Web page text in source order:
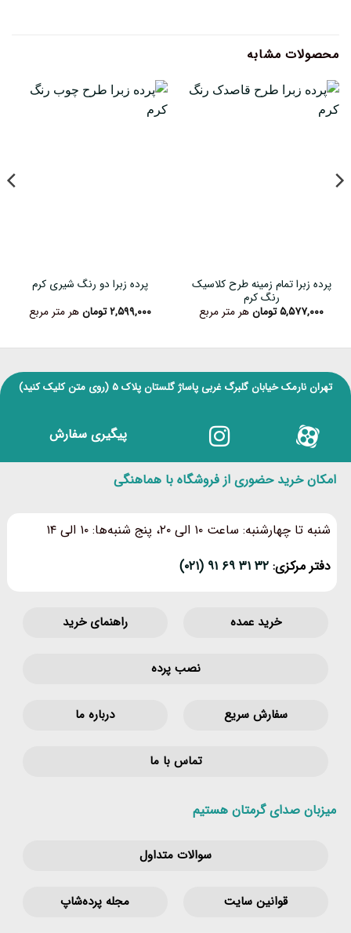
محصولات مشابه
پرده زبرا تمام زمینه طرح کلاسیک
رنگ کرم
۵,۵۷۷,۰۰۰تومانهر متر مربع
پرده زبرا دو رنگ شیری کرم
۲,۵۹۹,۰۰۰ تومانهر متر مربع
تهران نارمک خیابان گلبرگ غربی پاساژ گلستان پلاک ۵ (روی متن کلیک کنید)
پیگیری سفارش
امکان خرید حضوری از فروشگاه با هماهنگی
شنبه تا چهارشنبه: ساعت ۱۰ الی ۲۰، پنج شنبه‌ها: ۱۰ الی ۱۴
دفتر مرکزی: ۳۲ ۳۱ ۶۹ ۹۱ (۰۲۱)
خرید عمده راهنمای خرید
نصب پرده
سفارش سریع درباره ما
تماس با ما
میزبان صدای گرمتان هستیم
سوالات متداول
قوانین‌ سایت مجله پرده‌شاپ